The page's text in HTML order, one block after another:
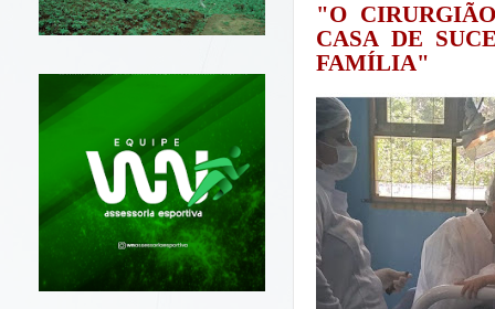
"O
CASA DE
FAMÍLIA"